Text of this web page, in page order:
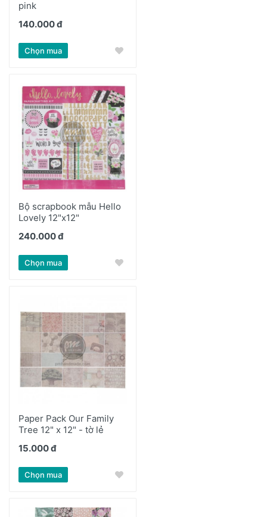
pink
140.000 đ
Chọn mua
Bộ scrapbook mẫu Hello
Lovely 12"x12"
240.000 đ
Chọn mua
Paper Pack Our Family
Tree 12" x 12" - tờ lẻ
15.000 đ
Chọn mua